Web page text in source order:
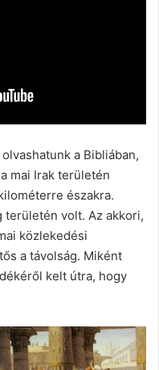
a Bibliában,
mai Irak területén
északra.
területén volt. Az akkori,
közlekedési
a távolság. Miként
kelt útra, hogy